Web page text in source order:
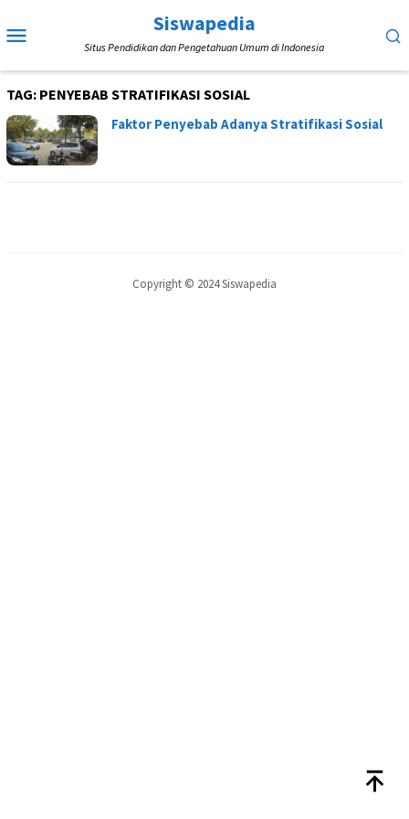
ke
Mobile
Siswapedia
Situs Pendidikan dan Pengetahuan Umum di Indonesia
TAG: PENYEBAB STRATIFIKASI SOSIAL
Faktor Penyebab Adanya Stratifikasi Sosial
Copyright © 2024 Siswapedia